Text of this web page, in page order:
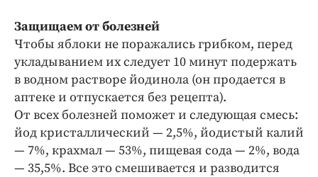
Защищаем от болезней
Чтобы яблоки не поражались грибком, перед
укладыванием их следует 10 минут подержать
в водном растворе йодинола (он продается в
аптеке и отпускается без рецепта).
От всех болезней поможет и следующая смесь:
йод кристаллический — 2,5%, йодистый калий
— 7%, крахмал — 53%, пищевая сода — 2%, вода
— 35,5%. Все это смешивается и разводится